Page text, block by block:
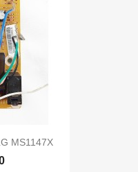
MS1147X